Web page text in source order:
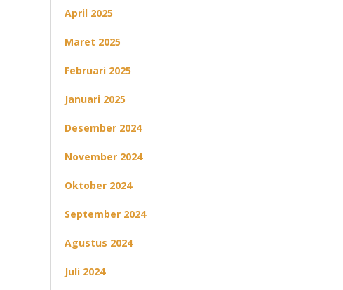
April 2025
Maret 2025
Februari 2025
Januari 2025
Desember 2024
November 2024
Oktober 2024
September 2024
Agustus 2024
Juli 2024